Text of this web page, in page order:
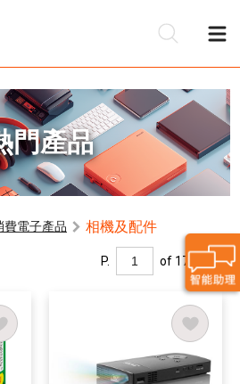
門產品
費電子產品 相機及配件
P. of 17